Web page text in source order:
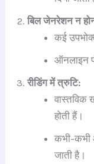
बिल जेनरेशन न
कई
ऑनलाइन
रीडिंग में त्रुटि:
वास्तविक
होती हैं।
कभी-कभी
जाती है।